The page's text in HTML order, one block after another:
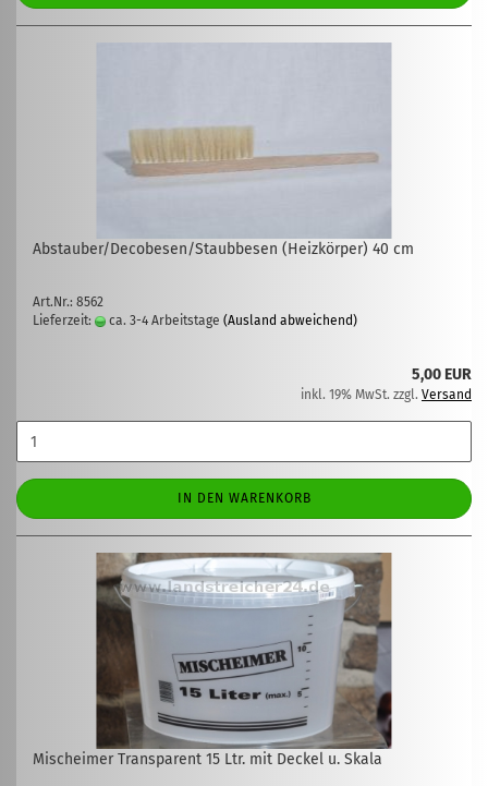
Abstauber/Decobesen/Staubbesen (Heizkörper) 40 cm
Art.Nr.: 8562
Lieferzeit:
ca. 3-4 Arbeitstage (Ausland abweichend)
5,00 EUR
inkl. 19% MwSt. zzgl. Versand
IN DEN WARENKORB
Mischeimer Transparent 15 Ltr. mit Deckel u. Skala